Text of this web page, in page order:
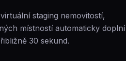
staging nemovitostí,
místností automaticky doplní
30 sekund.